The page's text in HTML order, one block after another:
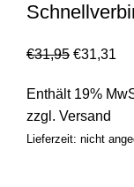
€31,95 €31,31
Enthält 19%
zzgl. Versand
Lieferzeit: nicht